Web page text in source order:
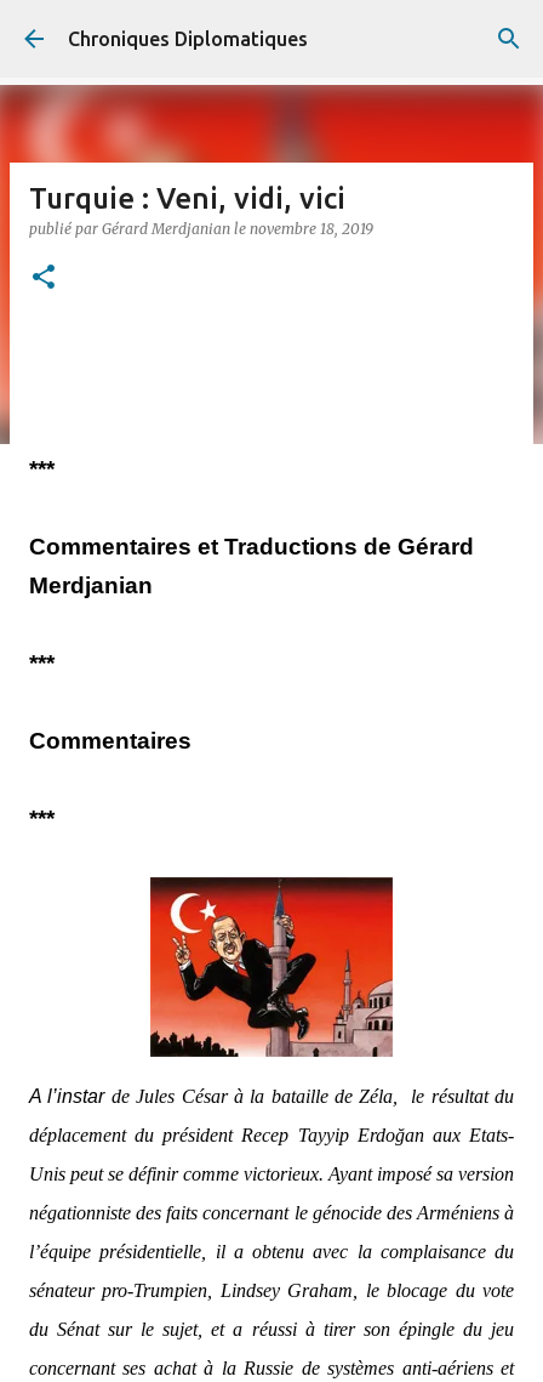
Accéder au contenu principal
Chroniques Diplomatiques
Turquie : Veni, vidi, vici
publié par Gérard Merdjanian le novembre 18, 2019
***
Commentaires et Traductions de Gérard
Merdjanian
***
Commentaires
***
A l’instarde Jules César à la bataille de Zéla, le résultat du
déplacement du président Recep Tayyip Erdoğan aux Etats-
Unis peut se définir comme victorieux. Ayant imposé sa version
négationniste des faits concernant le génocide des Arméniens à
l’équipe présidentielle, il a obtenu avec la complaisance du
sénateur pro-Trumpien, Lindsey Graham, le blocage du vote
du Sénat sur le sujet, et a réussi à tirer son épingle du jeu
concernant ses achat à la Russie de systèmes anti-aériens et